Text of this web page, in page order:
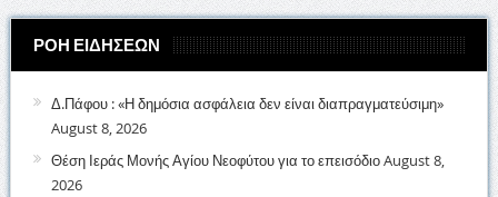
ΡΟΗ ΕΙΔΗΣΕΩΝ
Δ.Πάφου : «Η δημόσια ασφάλεια δεν είναι διαπραγματεύσιμη»
August 8, 2026
Θέση Ιεράς Μονής Αγίου Νεοφύτου για το επεισόδιοAugust 8,
2026